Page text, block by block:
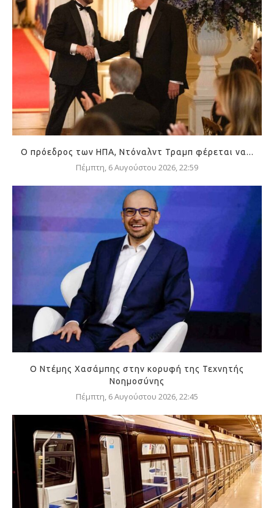
Ο πρόεδρος των ΗΠΑ, Ντόναλντ Τραμπ φέρεται να...
Πέμπτη, 6 Αυγούστου 2026, 22:59
Ο Ντέμης Χασάμπης στην κορυφή της Τεχνητής
Νοημοσύνης
Πέμπτη, 6 Αυγούστου 2026, 22:45